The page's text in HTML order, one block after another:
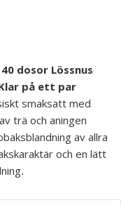
40 dosor Lössnus
på ett par
smaksatt med
trä och aningen
av allra
och en lätt
.